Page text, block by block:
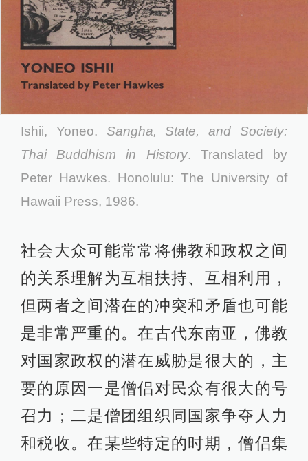
Ishii, Yoneo. Sangha, State, and Society:
Thai Buddhism in History. Translated by
Peter Hawkes. Honolulu: The University of
Hawaii Press, 1986.
社会大众可能常常将佛教和政权之间
的关系理解为互相扶持、互相利用，
但两者之间潜在的冲突和矛盾也可能
是非常严重的。在古代东南亚，佛教
对国家政权的潜在威胁是很大的，主
要的原因一是僧侣对民众有很大的号
召力；二是僧团组织同国家争夺人力
和税收。在某些特定的时期，僧侣集